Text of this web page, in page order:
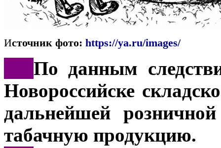
Источник фото: https://ya.ru/images/
По данным
Новороссийске
дальнейшей
табачную продукцию.